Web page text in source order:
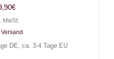
€
MwSt.
Versand
DE, ca. 3-4 Tage EU